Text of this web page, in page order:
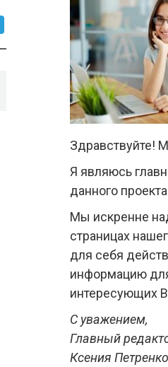
Здравствуйте!
Я являюсь
данного
Мы искренне
страницах
для себя
информацию
интересующих
С уважением,
Главный
Ксения Петренко